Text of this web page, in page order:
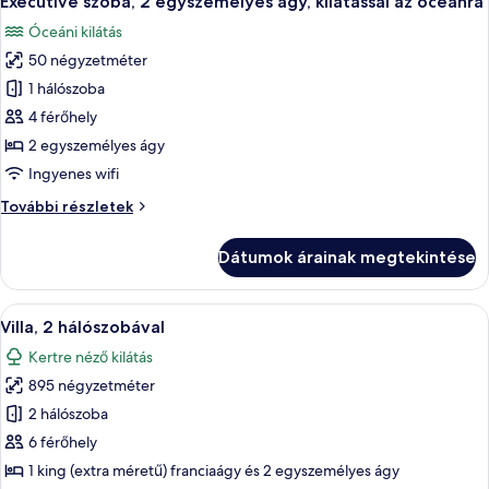
óceánra
az
óceánra
további
részletei
következő
szoba
összes
képének
megtekintése:
Executive
szoba,
egyszemélyes
az
óceánra
Óceáni kilátás
50 négyzetméter
1 hálószoba
4 férőhely
2 egyszemélyes ágy
Ingyenes wifi
További részletek
Executive
ágy,
kilátással
az
további
részletei
Dátumok árainak megtekintése
A
következő
szoba
összes
képének
megtekintése:
Villa,
Egy medence melletti terület,
10
Villa, 2 hálószobával
Kertre néző kilátás
895 négyzetméter
2 hálószoba
6 férőhely
1 king (extra méretű) franciaágy és 2 egyszemélyes ágy